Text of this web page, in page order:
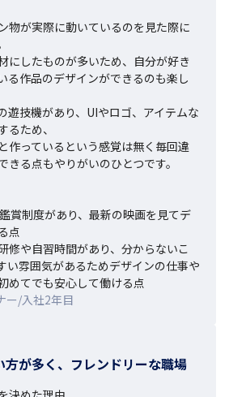
物が実際に動いているのを見た際に
にしたものが多いため、自分が好き
る作品のデザインができるのも楽し
遊技機があり、UIやロゴ、アイテムな
るため、
作っているという感覚は無く毎回違
きる点もやりがいのひとつです。
賞制度があり、最新の映画を見てデ
点
修や自習時間があり、分からないこ
い雰囲気があるためデザインの仕事や
めてでも安心して働ける点
ー/入社2年目
方が多く、フレンドリーな職場